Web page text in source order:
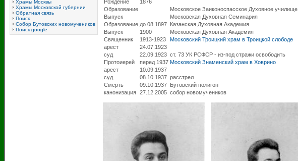
Храмы Москвы
Храмы Московской губернии
Обратная связь
Поиск
Собор Бутовских новомучеников
Поиск google
Рождение
1876
Образование
Московское Заиконоспасское Духовное училище
Выпуск
Московская Духовная Семинария
Образование до 08.1897 Казанская Духовная Академия
Выпуск
1900 Московская Духовная Академия
Священник
1913-1923
Московский Троицкий храм в Троицкой слободе
арест
24.07.1923
суд
22.09.1923 ст. 73 УК РСФСР - из-под стражи освободить
Протоиерей
перед 1937 Московский Знаменский храм в Ховрино
арест
10.09.1937
суд
08.10.1937 расстрел
Смерть
09.10.1937 Бутовский полигон
канонизация 27.12.2005 собор новомучеников